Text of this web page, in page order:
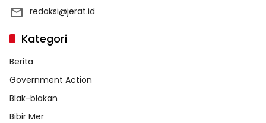
redaksi@jerat.id
Kategori
Berita
Government Action
Blak-blakan
Bibir Mer